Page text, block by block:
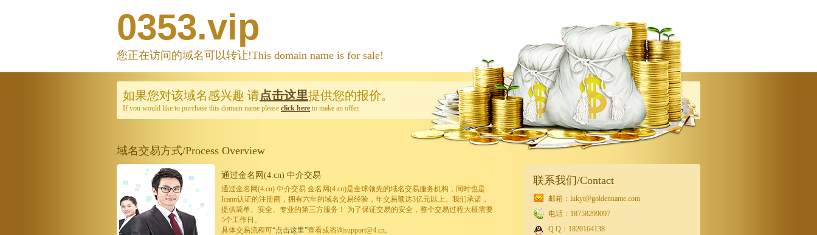
0353.vip
您正在访问的域名可以转让!This domain name is for sale!
如果您对该域名感兴趣 请点击这里提供您的报价。
If you would like to purchase this domain name please click here to make an offer.
域名交易方式/Process Overview
通过金名网(4.cn) 中介交易
通过金名网(4.cn) 中介交易 金名网(4.cn)是全球领先的域名交易服务机构，同时也是
Icann认证的注册商，拥有六年的域名交易经验，年交易额达3亿元以上。我们承诺，
提供简单、安全、专业的第三方服务！ 为了保证交易的安全，整个交易过程大概需要
5个工作日。
具体交易流程可“点击这里”查看或咨询support@4.cn。
联系我们/Contact
邮箱：lukyt@goldenname.com
电话：18758299097
Q Q：1820164138